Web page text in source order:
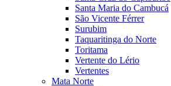
Santa Maria do Cambucá
São Vicente Férrer
Surubim
Taquaritinga do Norte
Toritama
Vertente do Lério
Vertentes
Mata Norte